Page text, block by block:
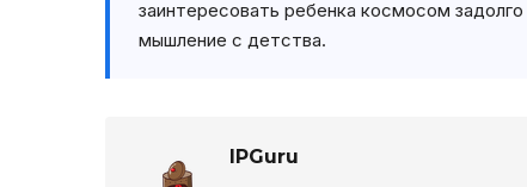
заинтересовать ребенка космосом
мышление с детства.
IPGuru